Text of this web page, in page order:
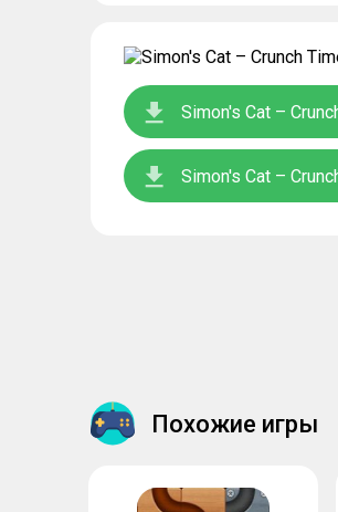
Simon's Cat –
Simon's Cat –
Похожие игры